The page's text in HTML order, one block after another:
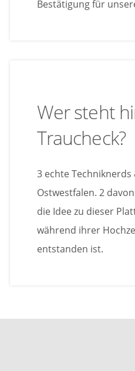
Bestätigung für
Wer steht
Traucheck?
3 echte Techniknerds
Ostwestfalen. 2
die Idee zu dieser
während ihrer
entstanden ist.